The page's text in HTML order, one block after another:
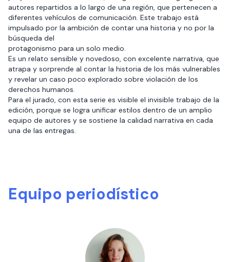
autores repartidos a lo largo de una región, que pertenecen a
diferentes vehículos de comunicación. Este trabajo está
impulsado por la ambición de contar una historia y no por la
búsqueda del
protagonismo para un solo medio.
Es un relato sensible y novedoso, con excelente narrativa, que
atrapa y sorprende al contar la historia de los más vulnerables
y revelar un caso poco explorado sobre violación de los
derechos humanos.
Para el jurado, con esta serie es visible el invisible trabajo de la
edición, porque se logra unificar estilos dentro de un amplio
equipo de autores y se sostiene la calidad narrativa en cada
una de las entregas.
Equipo periodístico